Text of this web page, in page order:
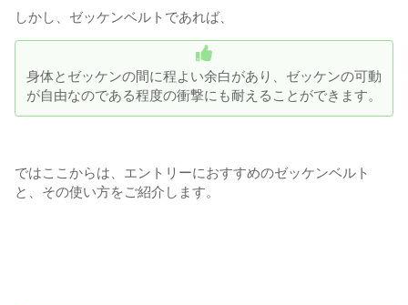
しかし、ゼッケンベルトであれば、
身体とゼッケンの間に程よい余白があり、ゼッケンの可動
が自由なのである程度の衝撃にも耐えることができます。
ではここからは、エントリーにおすすめのゼッケンベルト
と、その使い方をご紹介します。